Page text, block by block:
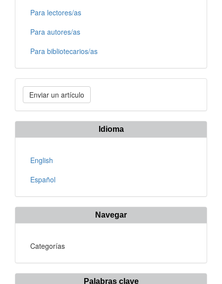
Para lectores/as
Para autores/as
Para bibliotecarios/as
Enviar
un
artículo
Enviar un artículo
Idioma
English
Español
Navegar
Categorías
Palabras clave